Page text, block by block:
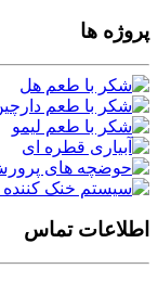
پروژه ها
اطلاعات تماس